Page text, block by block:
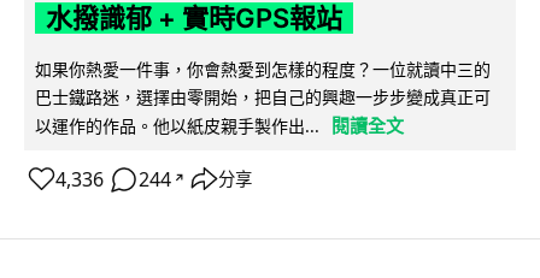
水撥識郁 + 實時GPS報站
如果你熱愛一件事，你會熱愛到怎樣的程度？一位就讀中三的
巴士鐵路迷，選擇由零開始，把自己的興趣一步步變成真正可
以運作的作品。他以紙皮親手製作出...
閱讀全文
4,336 244 ↗ 分享